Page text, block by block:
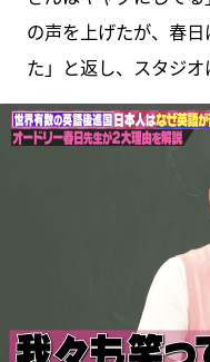
の声を上げたが、春
た」と返し、スタジオ